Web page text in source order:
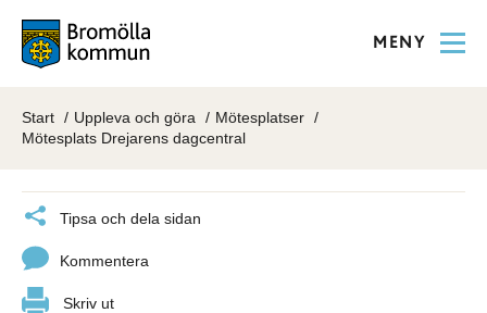
MENY
Start Uppleva och göra
Mötesplatser
Mötesplats Drejarens dagcentral
Tipsa och dela sidan
Kommentera
Skriv ut